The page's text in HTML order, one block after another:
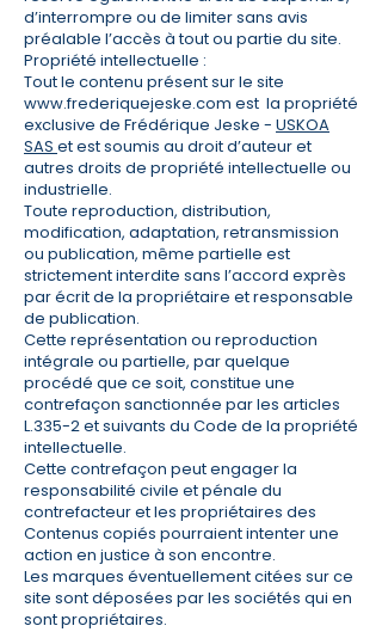
d’interrompre ou de limiter sans avis
préalable l’accès à tout ou partie du site.
Propriété intellectuelle :
Tout le contenu présent sur le site
www.frederiquejeske.com est la propriété
exclusive de Frédérique Jeske - USKOA
SAS et est soumis au droit d’auteur et
autres droits de propriété intellectuelle ou
industrielle.
Toute reproduction, distribution,
modification, adaptation, retransmission
ou publication, même partielle est
strictement interdite sans l’accord exprès
par écrit de la propriétaire et responsable
de publication.
Cette représentation ou reproduction
intégrale ou partielle, par quelque
procédé que ce soit, constitue une
contrefaçon sanctionnée par les articles
L.335-2 et suivants du Code de la propriété
intellectuelle.
Cette contrefaçon peut engager la
responsabilité civile et pénale du
contrefacteur et les propriétaires des
Contenus copiés pourraient intenter une
action en justice à son encontre.
Les marques éventuellement citées sur ce
site sont déposées par les sociétés qui en
sont propriétaires.